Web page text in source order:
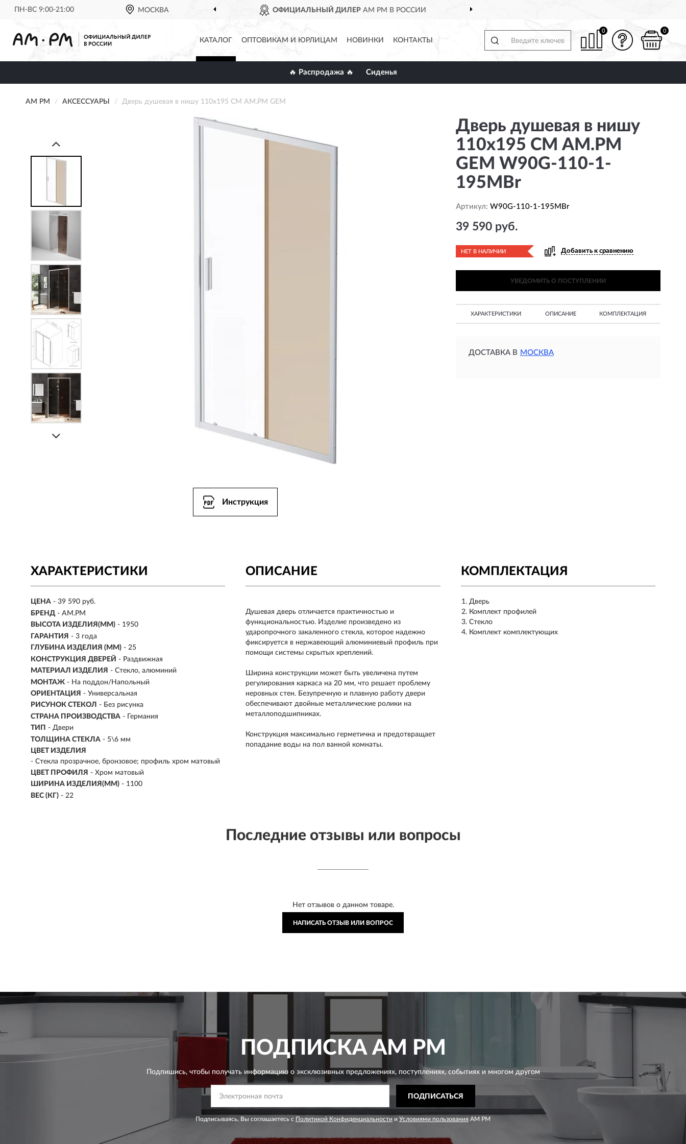
ПН-ВС 9:00-21:00 МОСКВА ОФИЦИАЛЬНЫЙ ДИЛЕР AM PM В РОССИИ
КАТАЛОГ ОПТОВИКАМ И ЮРЛИЦАМ НОВИНКИ КОНТАКТЫ
0 0
🔥 Распродажа 🔥 Сиденья
AM PM АКСЕССУАРЫ Дверь душевая в нишу 110x195 СМ AM.PM GEM
Инструкция
Дверь душевая в нишу
110x195 СМ AM.PM
GEM W90G-110-1-
195MBr
Артикул: W90G-110-1-195MBr
39 590 руб.
НЕТ В НАЛИЧИИ Добавить к сравнению
УВЕДОМИТЬ О ПОСТУПЛЕНИИ
ХАРАКТЕРИСТИКИ ОПИСАНИЕ КОМПЛЕКТАЦИЯ
ДОСТАВКА В МОСКВА
ХАРАКТЕРИСТИКИ
ЦЕНА - 39 590 руб.
БРЕНД - AM.PM
ВЫСОТА ИЗДЕЛИЯ(ММ) - 1950
ГАРАНТИЯ - 3 года
ГЛУБИНА ИЗДЕЛИЯ (ММ) - 25
КОНСТРУКЦИЯ ДВЕРЕЙ - Раздвижная
МАТЕРИАЛ ИЗДЕЛИЯ - Стекло, алюминий
МОНТАЖ - На поддон/Напольный
ОРИЕНТАЦИЯ - Универсальная
РИСУНОК СТЕКОЛ - Без рисунка
СТРАНА ПРОИЗВОДСТВА - Германия
ТИП - Двери
ТОЛЩИНА СТЕКЛА - 5\6 мм
ЦВЕТ ИЗДЕЛИЯ
- Стекла прозрачное, бронзовое; профиль хром матовый
ЦВЕТ ПРОФИЛЯ - Хром матовый
ШИРИНА ИЗДЕЛИЯ(ММ) - 1100
ВЕС (КГ) - 22
КОМПЛЕКТАЦИЯ
Дверь
Комплект профилей
Стекло
Комплект комплектующих
ОПИСАНИЕ
Душевая дверь отличается практичностью и
функциональностью. Изделие произведено из
ударопрочного закаленного стекла, которое надежно
фиксируется в нержавеющий алюминиевый профиль при
помощи системы скрытых креплений.
Ширина конструкции может быть увеличена путем
регулирования каркаса на 20 мм, что решает проблему
неровных стен. Безупречную и плавную работу двери
обеспечивают двойные металлические ролики на
металлоподшипниках.
Конструкция максимально герметична и предотвращает
попадание воды на пол ванной комнаты.
Последние отзывы или вопросы
Нет отзывов о данном товаре.
НАПИСАТЬ ОТЗЫВ ИЛИ ВОПРОС
ПОДПИСКАAM PM
Подпишись, чтобы получать информацию о эксклюзивных предложениях,поступлениях, событиях и многом другом
ПОДПИСАТЬСЯ
Подписываясь, Вы соглашаетесь с Политикой Конфиденциальности и Условиями пользования AM PM